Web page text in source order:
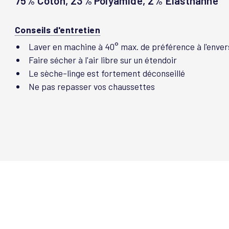
Conseils d'entretien
Laver en machine à 40° max. de préférence à
Faire sécher à l'air libre sur un étendoir
Le sèche-linge est fortement déconseillé
Ne pas repasser vos chaussettes